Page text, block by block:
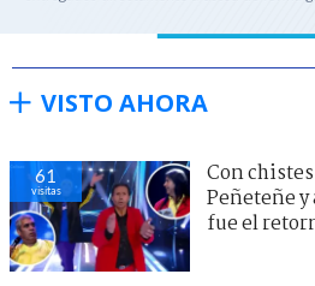
VISTO AHORA
61
visitas
Con
Peñeteñe
fue el